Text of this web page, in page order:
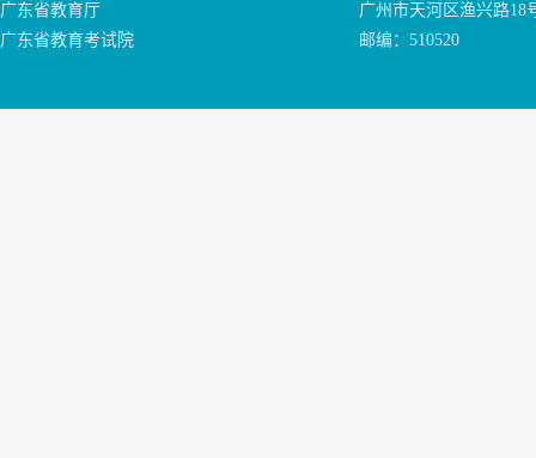
广东省教育厅
广东省教育考试院
广州市天河区渔兴路18
邮编：510520